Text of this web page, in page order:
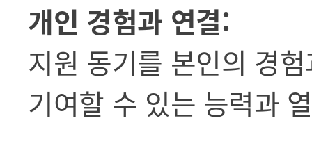
개인 경험과 연결:
지원 동기를 본인의 경
기여할 수 있는 능력과